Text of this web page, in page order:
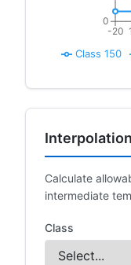
Class 150
-20
0
Calculate
intermediate
Class